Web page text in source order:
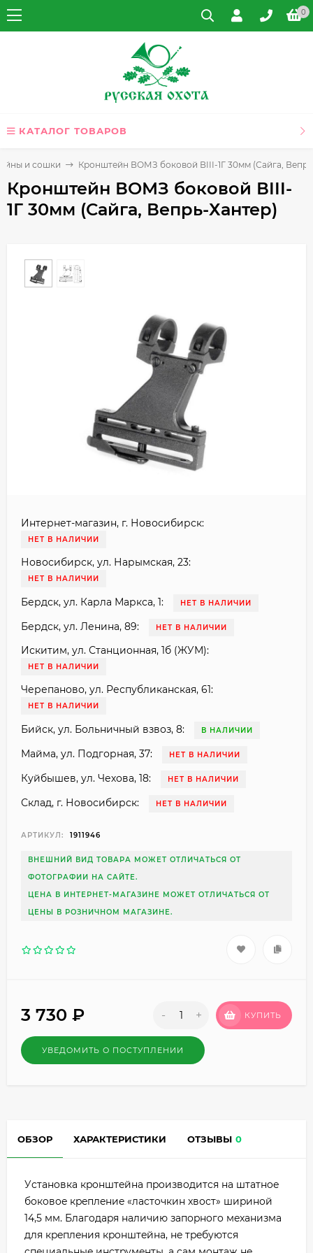
0
КАТАЛОГ ТОВАРОВ
и сошки Кронштейн ВОМЗ боковой ВIII-1Г 30мм (Сайга,
Кронштейн ВОМЗ боковой ВIII-
1Г 30мм (Сайга, Вепрь-Хантер)
Интернет-магазин, г. Новосибирск:
НЕТ В НАЛИЧИИ
Новосибирск, ул. Нарымская, 23:
НЕТ В НАЛИЧИИ
Бердск, ул. Карла Маркса, 1: НЕТ В НАЛИЧИИ
Бердск, ул. Ленина, 89: НЕТ В НАЛИЧИИ
Искитим, ул. Станционная, 1б (ЖУМ):
НЕТ В НАЛИЧИИ
Черепаново, ул. Республиканская, 61:
НЕТ В НАЛИЧИИ
Бийск, ул. Больничный взвоз, 8: В НАЛИЧИИ
Майма, ул. Подгорная, 37: НЕТ В НАЛИЧИИ
Куйбышев, ул. Чехова, 18: НЕТ В НАЛИЧИИ
Склад, г. Новосибирск: НЕТ В НАЛИЧИИ
АРТИКУЛ: 1911946
ВНЕШНИЙ ВИД ТОВАРА МОЖЕТ ОТЛИЧАТЬСЯ ОТ
ФОТОГРАФИИ НА САЙТЕ.
ЦЕНА В ИНТЕРНЕТ-МАГАЗИНЕ МОЖЕТ ОТЛИЧАТЬСЯ ОТ
ЦЕНЫ В РОЗНИЧНОМ МАГАЗИНЕ.
3 730 ₽ - + КУПИТЬ
УВЕДОМИТЬ О ПОСТУПЛЕНИИ
ОБЗОР ХАРАКТЕРИСТИКИ ОТЗЫВЫ 0
Уcтaнoвкa кpoнштeйнa пpoизвoдитcя нa штaтнoe
бoкoвoe кpeплeниe «лacтoчкин xвocт» шиpинoй
14,5 мм. Блaгoдapя нaличию зaпopнoгo мexaнизмa
для кpeплeния кpoнштeйнa, нe тpeбyютcя